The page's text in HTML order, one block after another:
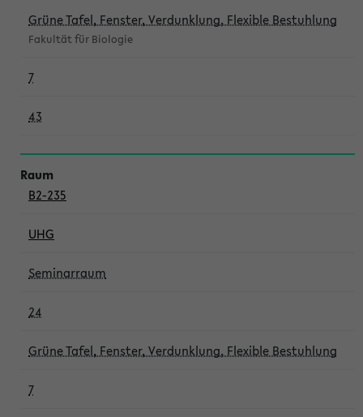
Grüne Tafel, Fenster, Verdunklung, Flexible Bestuhlung
Fakultät für Biologie
7
43
B2-235
UHG
Seminarraum
24
Grüne Tafel, Fenster, Verdunklung, Flexible Bestuhlung
7